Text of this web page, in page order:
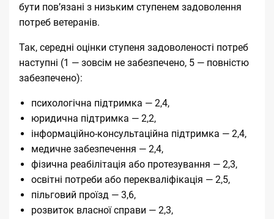
бути пов’язані з низьким ступенем задоволення
потреб ветеранів.
Так, середні оцінки ступеня задоволеності потреб
наступні (1 — зовсім не забезпечено, 5 — повністю
забезпечено):
психологічна підтримка — 2,4,
юридична підтримка — 2,2,
інформаційно-консультаційна підтримка — 2,4,
медичне забезпечення — 2,4,
фізична реабілітація або протезування — 2,3,
освітні потреби або перекваліфікація — 2,5,
пільговий проїзд — 3,6,
розвиток власної справи — 2,3,